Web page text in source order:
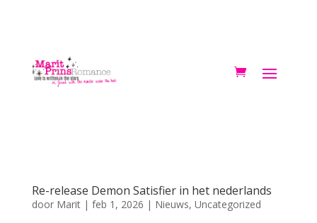
Re-release Demon Satisfier in het nederlands
door Marit| feb 1, 2026 | Nieuws, Uncategorized